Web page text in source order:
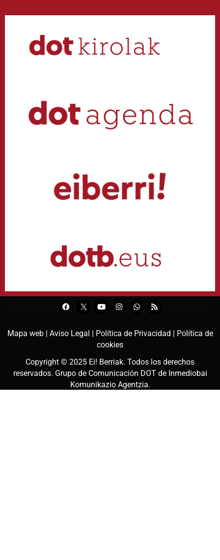
Mapa web | Aviso Legal | Política de Privacidad | Política de
cookies
Copyright © 2025 Ei! Berriak. Todos los derechos
reservados. Grupo de Comunicación DOT de Inmediobai
Komunikazio Agentzia.